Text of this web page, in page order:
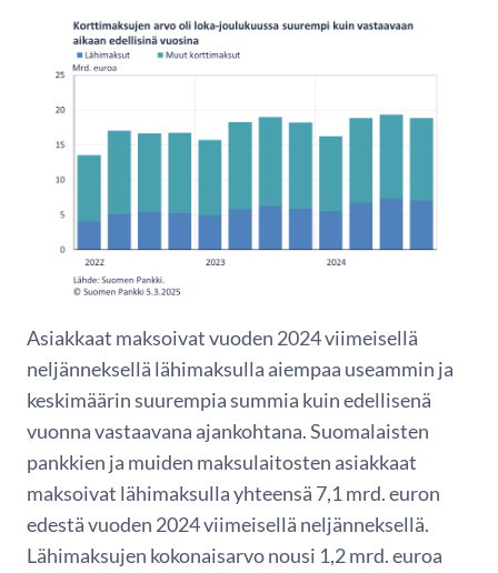
Asiakkaat maksoivat vuoden 2024 viimeisellä
neljänneksellä lähimaksulla aiempaa useammin ja
keskimäärin suurempia summia kuin edellisenä
vuonna vastaavana ajankohtana. Suomalaisten
pankkien ja muiden maksulaitosten asiakkaat
maksoivat lähimaksulla yhteensä 7,1 mrd. euron
edestä vuoden 2024 viimeisellä neljänneksellä.
Lähimaksujen kokonaisarvo nousi 1,2 mrd. euroa